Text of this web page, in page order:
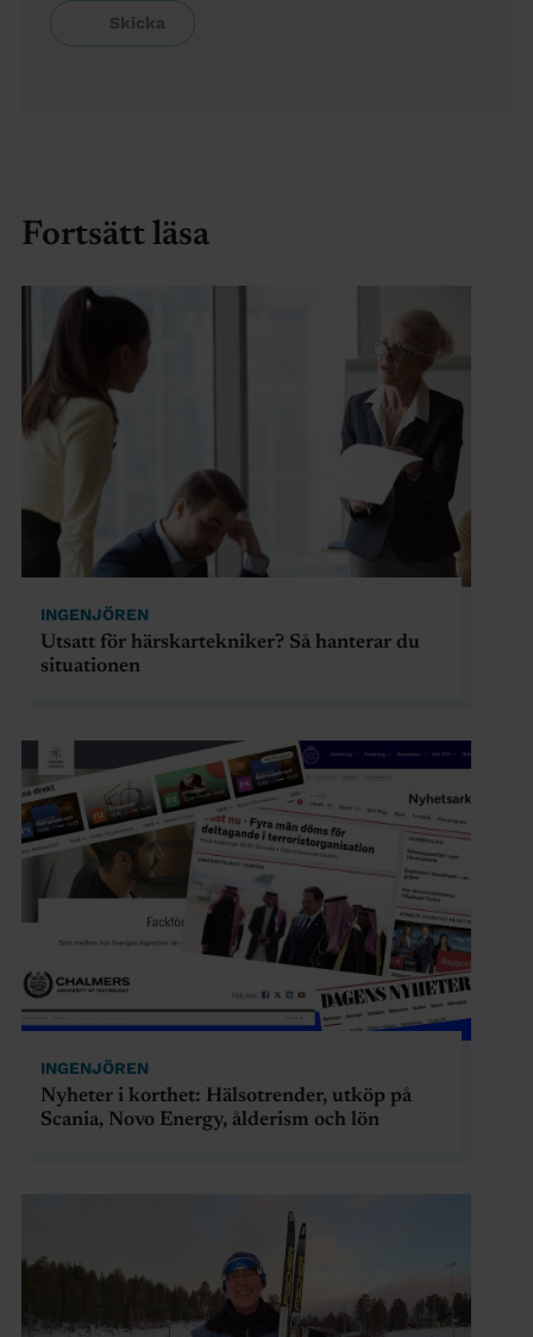
Fortsätt läsa
INGENJÖREN
Utsatt för härskartekniker? Så hanterar du
situationen
INGENJÖREN
Nyheter i korthet: Hälsotrender, utköp på
Scania, Novo Energy, ålderism och lön